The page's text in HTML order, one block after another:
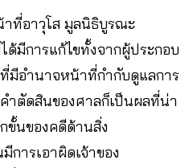
าที่อาวุโส มูลนิธิบูรณะ
ด้มีการแก้ไขทั้งจากผู้ประกอบ
มีอำนาจหน้าที่กำกับดูแลการ
ำตัดสินของศาลก็เป็นผลที่น่า
ขั้นของคดีด้านสิ่ง
การเอาผิดเจ้าของ